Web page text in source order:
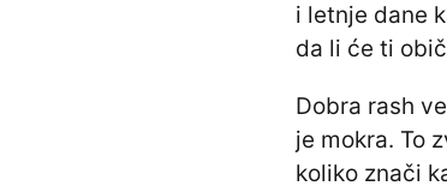
i letnje dane
da li će ti
Dobra rash
je mokra. To
koliko znači